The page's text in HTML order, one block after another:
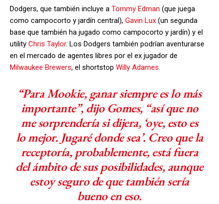
Dodgers, que también incluye a Tommy Edman (que juega
como campocorto y jardín central), Gavin Lux (un segunda
base que también ha jugado como campocorto y jardín) y el
utility Chris Taylor. Los Dodgers también podrían aventurarse
en el mercado de agentes libres por el ex jugador de
Milwaukee Brewers, el shortstop Willy Adames.
“Para Mookie, ganar siempre es lo más
importante”, dijo Gomes, “así que no
me sorprendería si dijera, ‘oye, esto es
lo mejor. Jugaré donde sea’. Creo que la
receptoría, probablemente, está fuera
del ámbito de sus posibilidades, aunque
estoy seguro de que también sería
bueno en eso.